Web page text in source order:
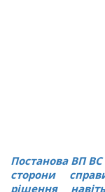
Постанова ВП ВС
сторони
рішення